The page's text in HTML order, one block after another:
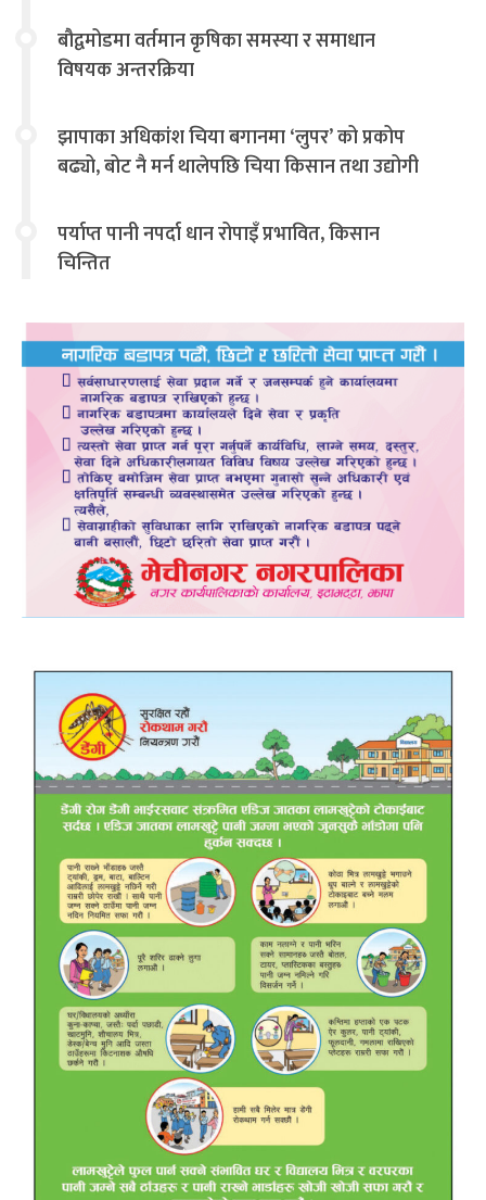
बौद्वमोडमा वर्तमान कृषिका समस्या र समाधान
विषयक अन्तरक्रिया
झापाका अधिकांश चिया बगानमा ‘लुपर’ को प्रकोप
बढ्यो, बोट नै मर्न थालेपछि चिया किसान तथा उद्योगी
पर्याप्त पानी नपर्दा धान रोपाइँ प्रभावित, किसान
चिन्तित